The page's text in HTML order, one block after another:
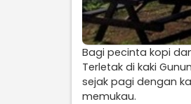
Bagi pecinta kopi
Terletak di kaki
sejak pagi dengan
memukau.